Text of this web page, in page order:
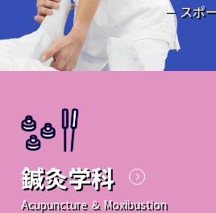
－ スポ
鍼灸学科
Acupuncture ＆ Moxibustion